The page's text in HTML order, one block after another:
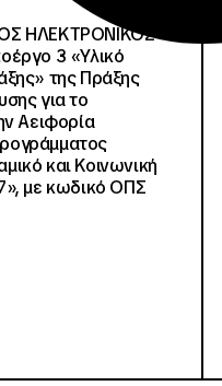
ΗΛΕΚΤΡΟΝΙΚΟΣ
3 «Υλικό
της Πράξης
για το
Αειφορία
και Κοινωνική
με κωδικό ΟΠΣ